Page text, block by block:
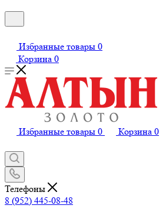
Избранные товары 0
Корзина 0
Избранные товары 0 Корзина 0
Телефоны
8 (952) 445-08-48